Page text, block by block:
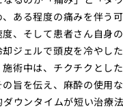
ある程度の痛みを伴う
、そして患者さん自身
ジェルで頭皮を冷やし
術中は、チクチクとし
旨を伝え、麻酔の使用
ウンタイムが短い治療